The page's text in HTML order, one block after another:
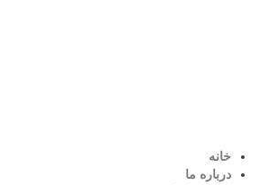
خانه
درباره ما